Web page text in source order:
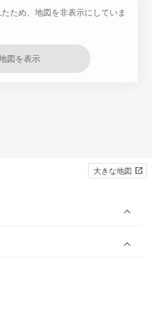
ため、地図を非表示にしていま
図を表示
大きな地図